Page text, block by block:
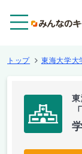
トップ 東海大学大
東